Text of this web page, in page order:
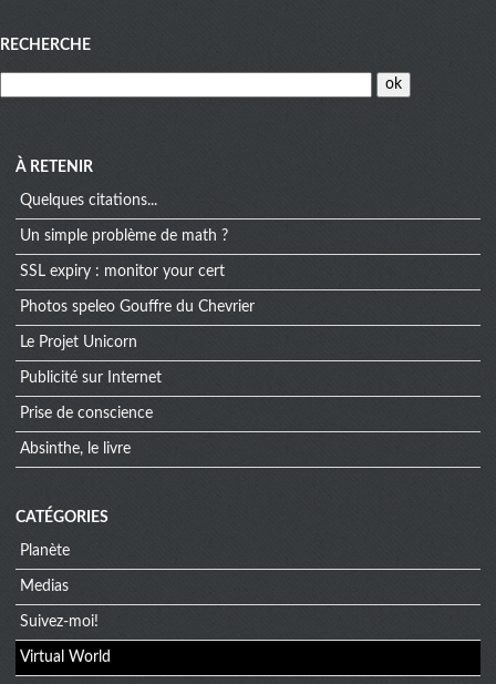
Menu
RECHERCHE
À RETENIR
Quelques citations...
Un simple problème de math ?
SSL expiry : monitor your cert
Photos speleo Gouffre du Chevrier
Le Projet Unicorn
Publicité sur Internet
Prise de conscience
Absinthe, le livre
CATÉGORIES
Planète
Medias
Suivez-moi!
Virtual World